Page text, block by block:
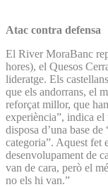
Atac contra defensa
El River MoraBanc
hores), el Quesos
lideratge. Els
que els andorrans, el
reforçat millor, que
experiència”, indica el
disposa d’una base
categoria”. Aquest fet
desenvolupament de
van de cara, però el
no els hi van.”